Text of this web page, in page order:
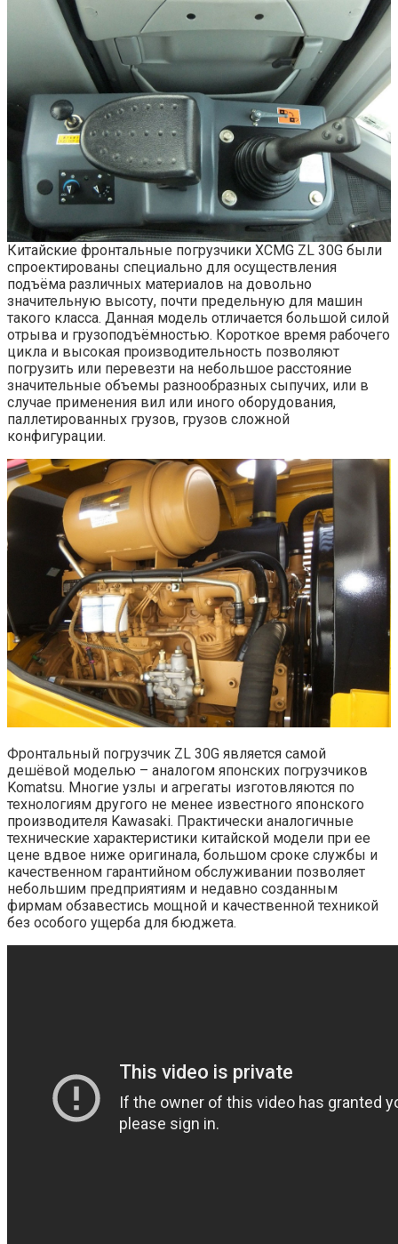
Китайские фронтальные погрузчики XCMG ZL 30G были
спроектированы специально для осуществления
подъёма различных материалов на довольно
значительную высоту, почти предельную для машин
такого класса. Данная модель отличается большой силой
отрыва и грузоподъёмностью. Короткое время рабочего
цикла и высокая производительность позволяют
погрузить или перевезти на небольшое расстояние
значительные объемы разнообразных сыпучих, или в
случае применения вил или иного оборудования,
паллетированных грузов, грузов сложной
конфигурации.
Фронтальный погрузчик ZL 30G является самой
дешёвой моделью – аналогом японских погрузчиков
Komatsu. Многие узлы и агрегаты изготовляются по
технологиям другого не менее известного японского
производителя Kawasaki. Практически аналогичные
технические характеристики китайской модели при ее
цене вдвое ниже оригинала, большом сроке службы и
качественном гарантийном обслуживании позволяет
небольшим предприятиям и недавно созданным
фирмам обзавестись мощной и качественной техникой
без особого ущерба для бюджета.